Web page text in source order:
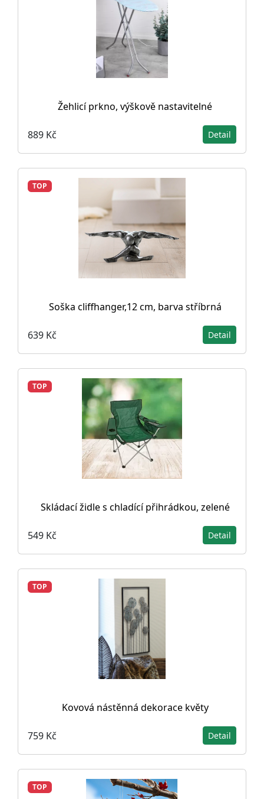
Žehlicí prkno, výškově nastavitelné
889 Kč Detail
TOP
Soška cliffhanger,12 cm, barva stříbrná
639 Kč Detail
TOP
Skládací židle s chladící přihrádkou, zelené
549 Kč Detail
TOP
Kovová nástěnná dekorace květy
759 Kč Detail
TOP